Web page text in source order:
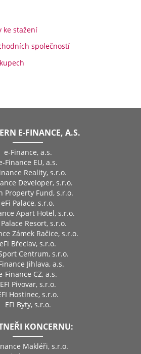
ke stažení
společností
E-FINANCE, A.S.
e-Finance, a.s.
Finance EU, a.s.
Reality, s.r.o.
Developer, s.r.o.
Property Fund, s.r.o.
eFi Palace, s.r.o.
Apart Hotel, s.r.o.
Palace Resort, s.r.o.
Zámek Račice, s.r.o.
eFi Břeclav, s.r.o.
Centrum, s.r.o.
Jihlava, a.s.
Finance CZ, a.s.
EFI Pivovar, s.r.o.
Hostinec, s.r.o.
EFI Byty, s.r.o.
KONCERNU:
Makléři, s.r.o.